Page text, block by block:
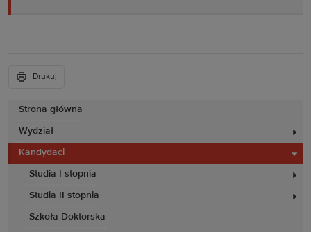
Strona główna
Wydział
Kandydaci
Studia I stopnia
Studia II stopnia
Szkoła Doktorska
Drukuj